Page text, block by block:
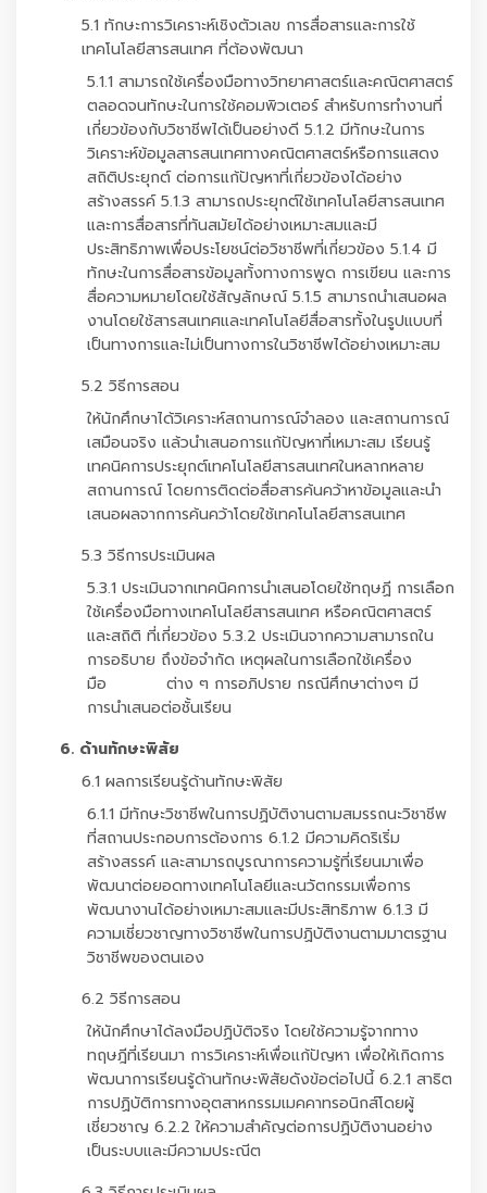
5.1 ทักษะการวิเคราะห์เชิงตัวเลข การสื่อสารและการใช้
เทคโนโลยีสารสนเทศ ที่ต้องพัฒนา
5.1.1 สามารถใช้เครื่องมือทางวิทยาศาสตร์และคณิตศาสตร์
ตลอดจนทักษะในการใช้คอมพิวเตอร์ สำหรับการทำงานที่
เกี่ยวข้องกับวิชาชีพได้เป็นอย่างดี 5.1.2 มีทักษะในการ
วิเคราะห์ข้อมูลสารสนเทศทางคณิตศาสตร์หรือการแสดง
สถิติประยุกต์ ต่อการแก้ปัญหาที่เกี่ยวข้องได้อย่าง
สร้างสรรค์ 5.1.3 สามารถประยุกต์ใช้เทคโนโลยีสารสนเทศ
และการสื่อสารที่ทันสมัยได้อย่างเหมาะสมและมี
ประสิทธิภาพเพื่อประโยชน์ต่อวิชาชีพที่เกี่ยวข้อง 5.1.4 มี
ทักษะในการสื่อสารข้อมูลทั้งทางการพูด การเขียน และการ
สื่อความหมายโดยใช้สัญลักษณ์ 5.1.5 สามารถนำเสนอผล
งานโดยใช้สารสนเทศและเทคโนโลยีสื่อสารทั้งในรูปแบบที่
เป็นทางการและไม่เป็นทางการในวิชาชีพได้อย่างเหมาะสม
5.2 วิธีการสอน
ให้นักศึกษาได้วิเคราะห์สถานการณ์จำลอง และสถานการณ์
เสมือนจริง แล้วนำเสนอการแก้ปัญหาที่เหมาะสม เรียนรู้
เทคนิคการประยุกต์เทคโนโลยีสารสนเทศในหลากหลาย
สถานการณ์ โดยการติดต่อสื่อสารค้นคว้าหาข้อมูลและนำ
เสนอผลจากการค้นคว้าโดยใช้เทคโนโลยีสารสนเทศ
5.3 วิธีการประเมินผล
5.3.1 ประเมินจากเทคนิคการนำเสนอโดยใช้ทฤษฏี การเลือก
ใช้เครื่องมือทางเทคโนโลยีสารสนเทศ หรือคณิตศาสตร์
และสถิติ ที่เกี่ยวข้อง 5.3.2 ประเมินจากความสามารถใน
การอธิบาย ถึงข้อจำกัด เหตุผลในการเลือกใช้เครื่อง
มือ ต่าง ๆ การอภิปราย กรณีศึกษาต่างๆ มี
การนำเสนอต่อชั้นเรียน
6. ด้านทักษะพิสัย
6.1 ผลการเรียนรู้ด้านทักษะพิสัย
6.1.1 มีทักษะวิชาชีพในการปฏิบัติงานตามสมรรถนะวิชาชีพ
ที่สถานประกอบการต้องการ 6.1.2 มีความคิดริเริ่ม
สร้างสรรค์ และสามารถบูรณาการความรู้ที่เรียนมาเพื่อ
พัฒนาต่อยอดทางเทคโนโลยีและนวัตกรรมเพื่อการ
พัฒนางานได้อย่างเหมาะสมและมีประสิทธิภาพ 6.1.3 มี
ความเชี่ยวชาญทางวิชาชีพในการปฏิบัติงานตามมาตรฐาน
วิชาชีพของตนเอง
6.2 วิธีการสอน
ให้นักศึกษาได้ลงมือปฏิบัติจริง โดยใช้ความรู้จากทาง
ทฤษฎีที่เรียนมา การวิเคราะห์เพื่อแก้ปัญหา เพื่อให้เกิดการ
พัฒนาการเรียนรู้ด้านทักษะพิสัยดังข้อต่อไปนี้ 6.2.1 สาธิต
การปฏิบัติการทางอุตสาหกรรมเมคคาทรอนิกส์โดยผู้
เชี่ยวชาญ 6.2.2 ให้ความสำคัญต่อการปฏิบัติงานอย่าง
เป็นระบบและมีความประณีต